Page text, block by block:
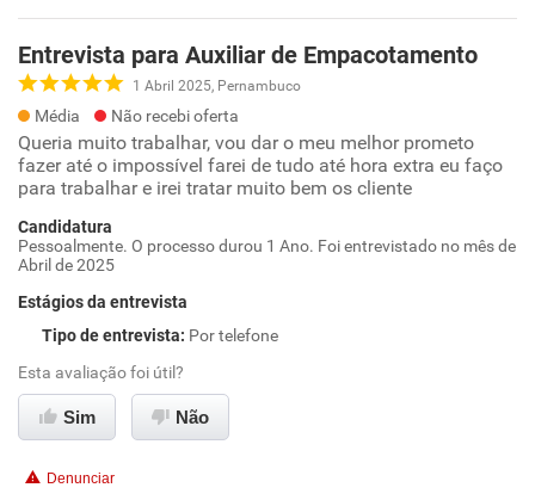
Entrevista para Auxiliar de Empacotamento
1 Abril 2025, Pernambuco
Média Não recebi oferta
Queria muito trabalhar, vou dar o meu melhor prometo
fazer até o impossível farei de tudo até hora extra eu faço
para trabalhar e irei tratar muito bem os cliente
Candidatura
Pessoalmente. O processo durou 1 Ano. Foi entrevistado no mês de
Abril de 2025
Estágios da entrevista
Tipo de entrevista: Por telefone
Esta avaliação foi útil?
Sim Não
Denunciar